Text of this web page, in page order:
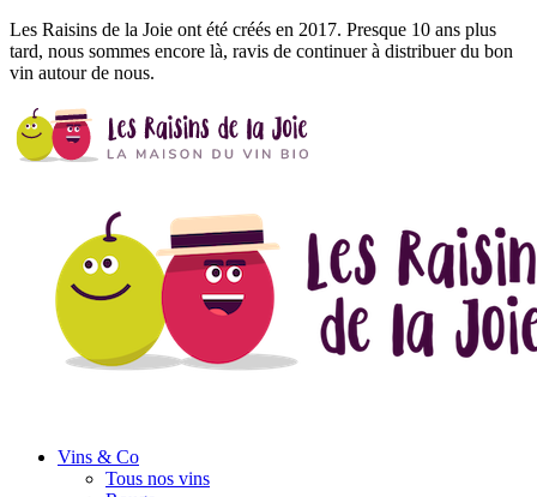
Les Raisins de la Joie ont été créés en 2017. Presque 10 ans plus
tard, nous sommes encore là, ravis de continuer à distribuer du bon
vin autour de nous.
Vins & Co
Tous nos vins